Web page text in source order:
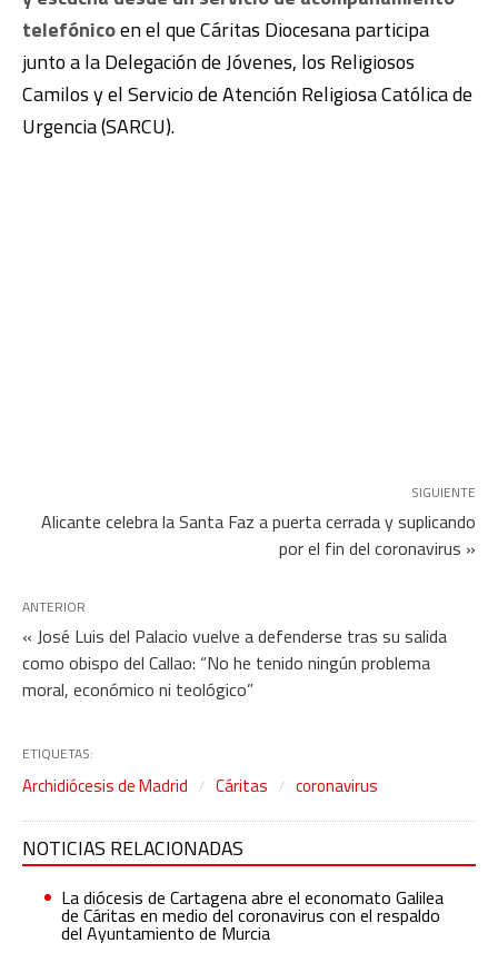
telefónicoen el que Cáritas Diocesana participa
junto a la Delegación de Jóvenes, los Religiosos
Camilos y el Servicio de Atención Religiosa Católica de
Urgencia (SARCU).
SIGUIENTE
Alicante celebra la Santa Faz a puerta cerrada y suplicando
por el fin del coronavirus »
ANTERIOR
« José Luis del Palacio vuelve a defenderse tras su salida
como obispo del Callao: “No he tenido ningún problema
moral, económico ni teológico”
ETIQUETAS:
Archidiócesis de Madrid Cáritas coronavirus
NOTICIAS RELACIONADAS
La diócesis de Cartagena abre el economato Galilea
de Cáritas en medio del coronavirus con el respaldo
del Ayuntamiento de Murcia